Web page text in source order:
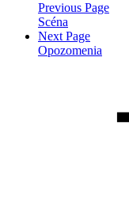
Previous Page
Scéna
Next Page
Opozomenia